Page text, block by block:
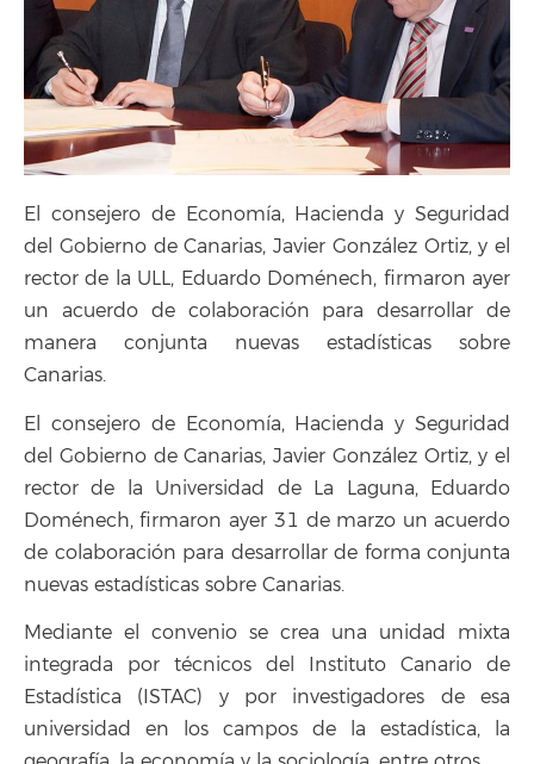
El consejero de Economía, Hacienda y Seguridad
del Gobierno de Canarias, Javier González Ortiz, y el
rector de la ULL, Eduardo Doménech, firmaron ayer
un acuerdo de colaboración para desarrollar de
manera conjunta nuevas estadísticas sobre
Canarias.
El consejero de Economía, Hacienda y Seguridad
del Gobierno de Canarias, Javier González Ortiz, y el
rector de la Universidad de La Laguna, Eduardo
Doménech, firmaron ayer 31 de marzo un acuerdo
de colaboración para desarrollar de forma conjunta
nuevas estadísticas sobre Canarias.
Mediante el convenio se crea una unidad mixta
integrada por técnicos del Instituto Canario de
Estadística (ISTAC) y por investigadores de esa
universidad en los campos de la estadística, la